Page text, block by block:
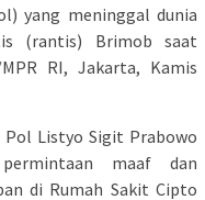
yang meninggal dunia
(rantis) Brimob saat
RI, Jakarta, Kamis
Listyo Sigit Prabowo
maaf dan
di Rumah Sakit Cipto